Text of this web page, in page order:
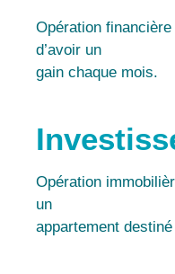
Opération
d’avoir un
gain chaque mois.
Opération
un
appartement